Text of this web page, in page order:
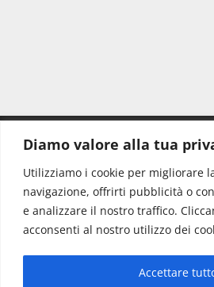
Diamo valore alla tua
Utilizziamo i cookie per migliorare
navigazione, offrirti pubblicità o
e analizzare il nostro traffico.
acconsenti al nostro utilizzo dei
Accettare
Redazione:
Direttore:
Info & Commerciale: